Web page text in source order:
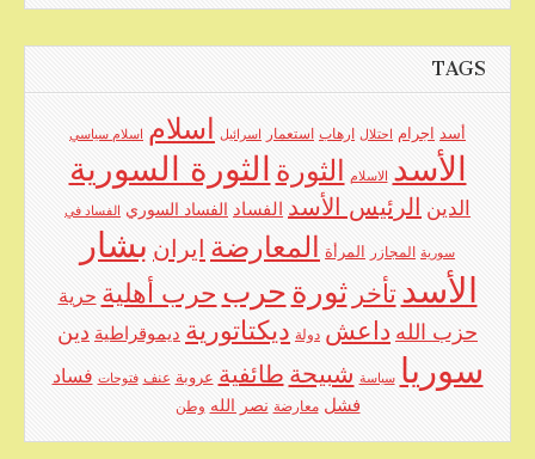
TAGS
أسد اجرام احتلال ارهاب استعمار اسرائيل اسلام اسلام سياسي
الأسد الاسلام الثورة الثورة السورية
الدين الرئيس الأسد الفساد الفساد السوري الفساد في
سورية المجازر المرأة المعارضة ايران بشار
الأسد تأخر ثورة حرب حرب أهلية حرية
حزب الله داعش دولة ديكتاتورية ديموقراطية دين
سوريا سياسة شبيحة طائفية عروبة عنف فتوحات فساد
فشل معارضة نصر الله وطن